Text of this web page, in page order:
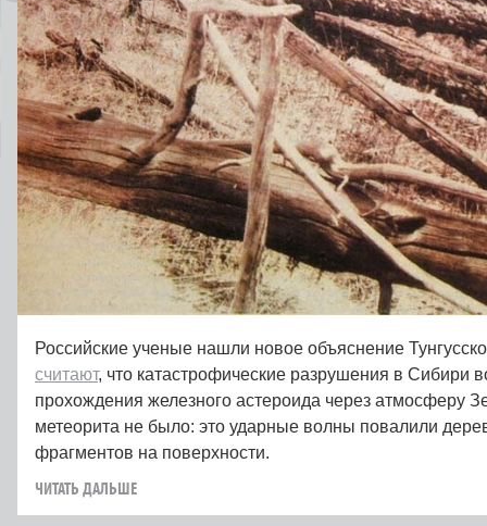
Российские ученые нашли новое объяснение
считают, что катастрофические разрушения в Сибири
прохождения железного астероида через атмосферу
метеорита не было: это ударные волны повалили
фрагментов на поверхности.
ЧИТАТЬ ДАЛЬШЕ